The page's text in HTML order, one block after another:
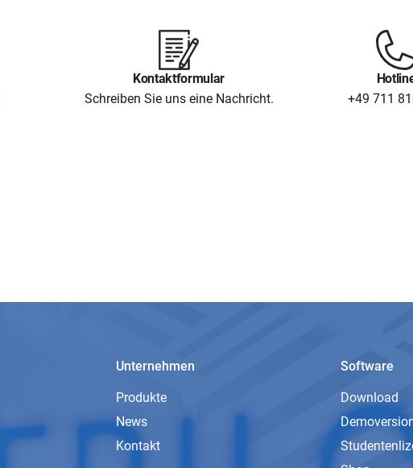
Kontaktformular
Schreiben Sie uns eine Nachricht.
+49 711
Unternehmen
Produkte
News
Kontakt
Software
Download